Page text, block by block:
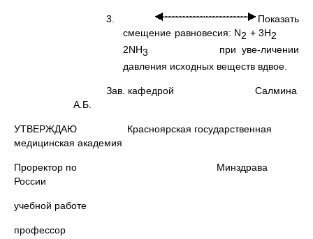
3.
Показать
смещение равновесия: N2 + 3H2
2NH3 при уве-личении
давления исходных веществ вдвое.
Зав. кафедрой Салмина
А.Б.
УТВЕРЖДАЮ Красноярская государственная
медицинская академия
Проректор по Минздрава
России
учебной работе
профессор